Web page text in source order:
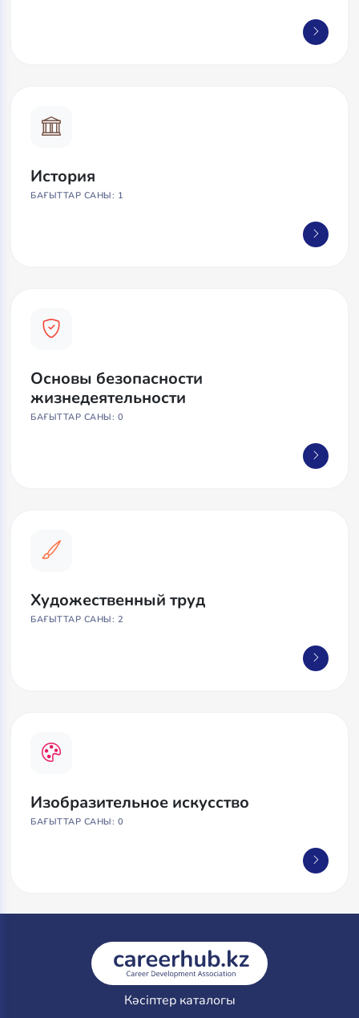
История
БАҒЫТТАР САНЫ: 1
Основы безопасности
жизнедеятельности
БАҒЫТТАР САНЫ: 0
Художественный труд
БАҒЫТТАР САНЫ: 2
Изобразительное искусство
БАҒЫТТАР САНЫ: 0
Кәсіптер каталогы